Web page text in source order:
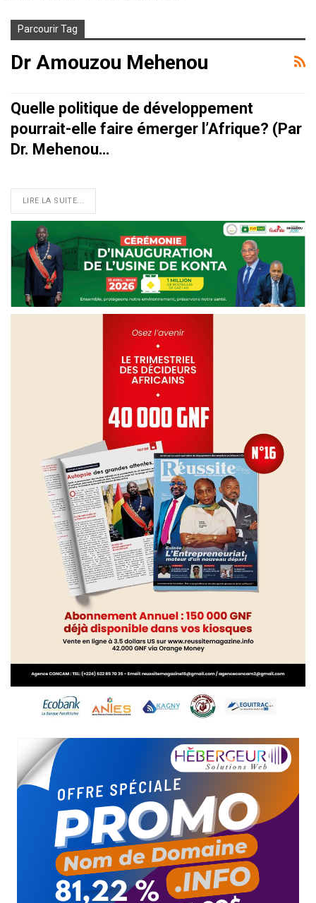
Parcourir Tag
Dr Amouzou Mehenou
Quelle politique de développement
pourrait-elle faire émerger l’Afrique? (Par
Dr. Mehenou…
LIRE LA SUITE...